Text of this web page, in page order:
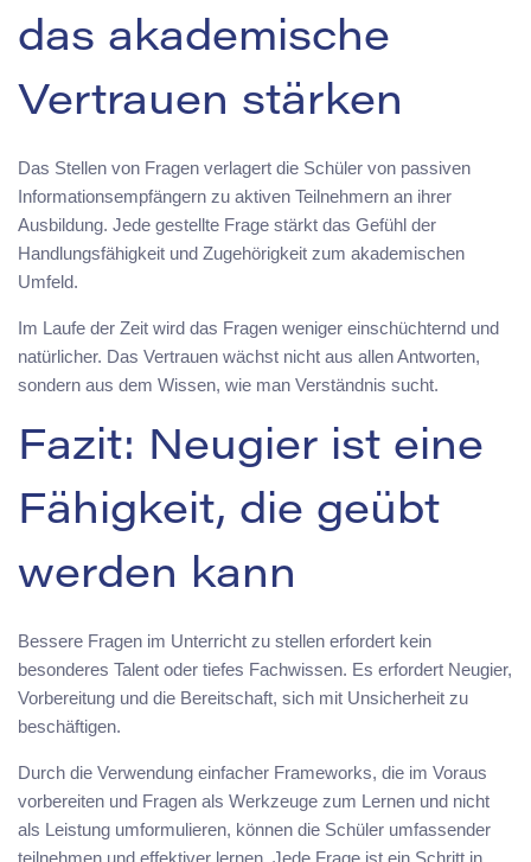
das akademische
Vertrauen stärken
Das Stellen von Fragen verlagert die Schüler von passiven
Informationsempfängern zu aktiven Teilnehmern an ihrer
Ausbildung. Jede gestellte Frage stärkt das Gefühl der
Handlungsfähigkeit und Zugehörigkeit zum akademischen
Umfeld.
Im Laufe der Zeit wird das Fragen weniger einschüchternd und
natürlicher. Das Vertrauen wächst nicht aus allen Antworten,
sondern aus dem Wissen, wie man Verständnis sucht.
Fazit: Neugier ist eine
Fähigkeit, die geübt
werden kann
Bessere Fragen im Unterricht zu stellen erfordert kein
besonderes Talent oder tiefes Fachwissen. Es erfordert Neugier,
Vorbereitung und die Bereitschaft, sich mit Unsicherheit zu
beschäftigen.
Durch die Verwendung einfacher Frameworks, die im Voraus
vorbereiten und Fragen als Werkzeuge zum Lernen und nicht
als Leistung umformulieren, können die Schüler umfassender